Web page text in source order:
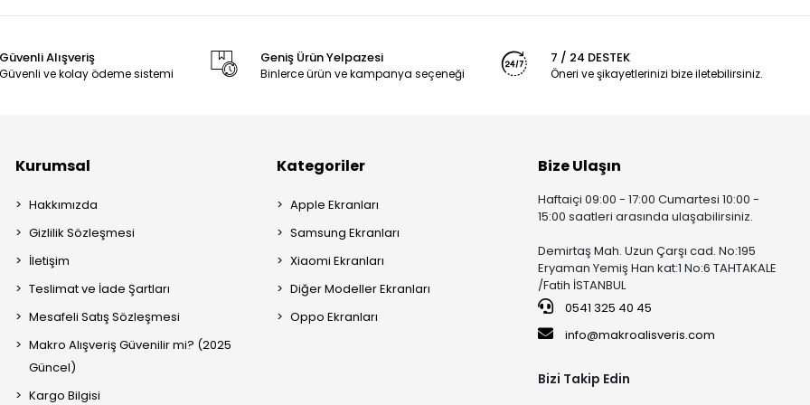
Ekran Nedir?
ekranın kasaya oturduğu çerçeve ile birlikte hazır olarak sunulan ekran türüdür.
ve bireysel kullanıcılar için daha pratik ve güvenli bir çözümdür.
Ekran Nedir?
ekranlar, cihazın fabrika çıkışına en yakın görüntü kalitesini sunan ekranlardır. Renk doygunluğu, parlaklık ve dokunmatik hassasiyet
uyum sağlar.
dokunmatik hassasiyet
yer alan ürünler, cihaz uyumu esas alınarak seçilmiştir.
Güvenli Alışveriş
Güvenli ve kolay ödeme sistemi
Geniş Ürün Yelpazesi
Binlerce ürün ve kampanya seçeneği
7 / 24 DESTEK
Öneri ve şikayetlerinizi bize iletebilirsiniz.
Kurumsal
Hakkımızda
Gizlilik Sözleşmesi
İletişim
Teslimat ve İade Şartları
Mesafeli Satış Sözleşmesi
Makro Alışveriş Güvenilir mi? (2025
Güncel)
Kargo Bilgisi
Kategoriler
Apple Ekranları
Samsung Ekranları
Xiaomi Ekranları
Diğer Modeller Ekranları
Oppo Ekranları
Bize Ulaşın
Haftaiçi 09:00 - 17:00 Cumartesi 10:00 -
15:00 saatleri arasında ulaşabilirsiniz.
Demirtaş Mah. Uzun Çarşı cad. No:195
Eryaman Yemiş Han kat:1 No:6 TAHTAKALE
/Fatih İSTANBUL
0541 325 40 45
info@makroalisveris.com
Bizi Takip Edin